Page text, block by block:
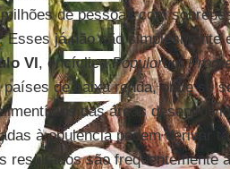
de pessoas com
Esses já não são simplesmente
VI, encíclicaPopulorum
de baixa renda, onde se
das áreas
à opulência podem derivar
resultados são frequentemente